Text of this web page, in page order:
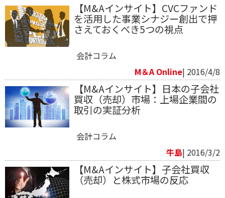
【M&Aインサイト】CVCファンド
を活用した事業シナジー創出で押
さえておくべき5つの視点
会計コラム
M＆A Online| 2016/4/8
【M&Aインサイト】日本の子会社
買収（売却）市場：上場企業間の
取引の実証分析
会計コラム
牛島| 2016/3/2
【M&Aインサイト】子会社買収
（売却）と株式市場の反応